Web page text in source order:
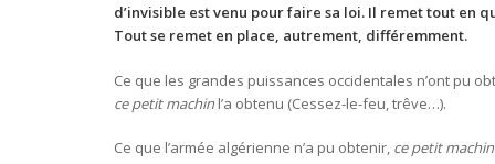
d’invisible est venu pour faire sa loi. Il remet tout en
Tout se remet en place, autrement, différemment.
Ce que les grandes puissances occidentales n’ont pu
ce petit machin l’a obtenu (Cessez-le-feu, trêve…).
Ce que l’armée algérienne n’a pu obtenir, ce petit machin